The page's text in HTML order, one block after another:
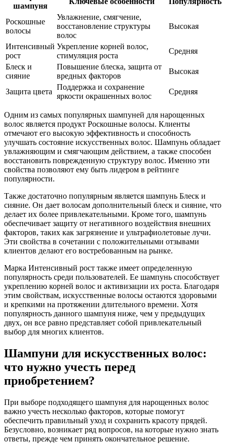
шампуня
Роскошные
волосы
Увлажнение, смягчение,
восстановление структуры
волос
Высокая
Интенсивный
рост
Укрепление корней волос,
стимуляция роста
Средняя
Блеск и
сияние
Повышение блеска, защита от
вредных факторов
Высокая
Защита цвета
Поддержка и сохранение
яркости окрашенных волос
Средняя
Одним из самых популярных шампуней для нарощенных
волос является продукт Роскошные волосы. Клиенты
отмечают его высокую эффективность и способность
улучшать состояние искусственных волос. Шампунь обладает
увлажняющим и смягчающим действием, а также способен
восстановить поврежденную структуру волос. Именно эти
свойства позволяют ему быть лидером в рейтинге
популярности.
Также достаточно популярным является шампунь Блеск и
сияние. Он дает волосам дополнительный блеск и сияние, что
делает их более привлекательными. Кроме того, шампунь
обеспечивает защиту от негативного воздействия внешних
факторов, таких как загрязнение и ультрафиолетовые лучи.
Эти свойства в сочетании с положительными отзывами
клиентов делают его востребованным на рынке.
Марка Интенсивный рост также имеет определенную
популярность среди пользователей. Ее шампунь способствует
укреплению корней волос и активизации их роста. Благодаря
этим свойствам, искусственные волосы остаются здоровыми
и крепкими на протяжении длительного времени. Хотя
популярность данного шампуня ниже, чем у предыдущих
двух, он все равно представляет собой привлекательный
выбор для многих клиентов.
Шампуни для искусственных волос:
что нужно учесть перед
приобретением?
При выборе подходящего шампуня для нарощенных волос
важно учесть несколько факторов, которые помогут
обеспечить правильный уход и сохранить красоту прядей.
Безусловно, возникает ряд вопросов, на которые нужно знать
ответы, прежде чем принять окончательное решение.